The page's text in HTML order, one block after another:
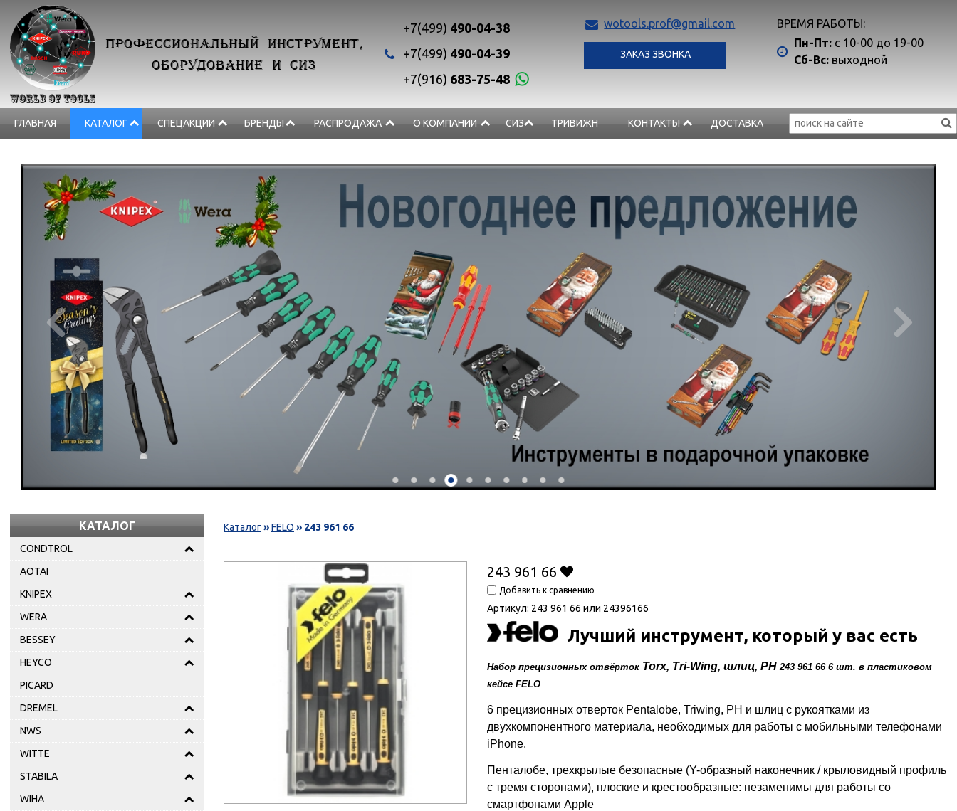
ПРОФЕССИОНАЛЬНЫЙ ИНСТРУМЕНТ,
ОБОРУДОВАНИЕ И СИЗ
+7(499) 490-04-38
+7(499) 490-04-39
+7(916) 683-75-48
wotools.prof@gmail.com
ЗАКАЗ ЗВОНКА
ВРЕМЯ РАБОТЫ:
Пн-Пт: с 10-00 до 19-00
Сб-Вс: выходной
ГЛАВНАЯ КАТАЛОГ СПЕЦАКЦИИ БРЕНДЫ РАСПРОДАЖА О КОМПАНИИ СИЗ ТРИВИЖН КОНТАКТЫ ДОСТАВКА
 
КАТАЛОГ
CONDTROL
AOTAI
KNIPEX
WERA
BESSEY
HEYCO
PICARD
DREMEL
NWS
WITTE
STABILA
WIHA
Каталог»FELO » 243 961 66
243 961 66
Добавить к сравнению
Артикул: 243 961 66 или 24396166
Лучший инструмент, который у вас есть
Набор прецизионных отвёрток Torx, Tri-Wing, шлиц, PH 243 961 66 6 шт. в пластиковом
кейсе FELO
6 прецизионных отверток Pentalobe, Triwing, PH и шлиц с рукоятками из
двухкомпонентного материала, необходимых для работы с мобильными телефонами
iPhone.
Пенталобе, трехкрылые безопасные (Y-образный наконечник / крыловидный профиль
с тремя сторонами), плоские и крестообразные: незаменимы для работы со
смартфонами Apple